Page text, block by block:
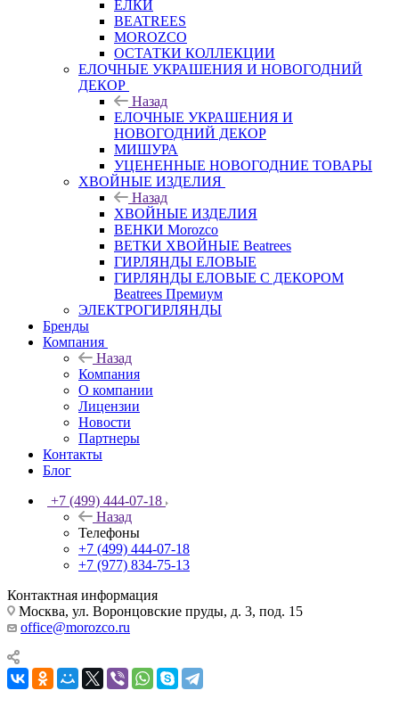
ЕЛКИ
BEATREES
MOROZCO
ОСТАТКИ КОЛЛЕКЦИИ
ЕЛОЧНЫЕ УКРАШЕНИЯ И НОВОГОДНИЙ
ДЕКОР
Назад
ЕЛОЧНЫЕ УКРАШЕНИЯ И
НОВОГОДНИЙ ДЕКОР
МИШУРА
УЦЕНЕННЫЕ НОВОГОДНИЕ ТОВАРЫ
ХВОЙНЫЕ ИЗДЕЛИЯ
Назад
ХВОЙНЫЕ ИЗДЕЛИЯ
ВЕНКИ Morozco
ВЕТКИ ХВОЙНЫЕ Beatrees
ГИРЛЯНДЫ ЕЛОВЫЕ
ГИРЛЯНДЫ ЕЛОВЫЕ С ДЕКОРОМ
Beatrees Премиум
ЭЛЕКТРОГИРЛЯНДЫ
Бренды
Компания
Назад
Компания
О компании
Лицензии
Новости
Партнеры
Контакты
Блог
+7 (499) 444-07-18
Назад
Телефоны
+7 (499) 444-07-18
+7 (977) 834-75-13
Контактная информация
Москва, ул. Воронцовские пруды, д. 3, под. 15
office@morozco.ru